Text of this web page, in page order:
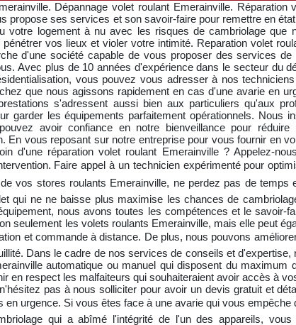
Dépannage volet roulant Emerainville.
propose ses services et son savoir-faire pour remettre en
votre logement à nu avec les risques de cambriolage
vos lieux et violer votre intimité. Reparation volet
d'une société capable de vous proposer des services
Avec plus de 10 années d'expérience dans le secteur du
vous pouvez vous adresser à nos
que nous agissons rapidement en cas d'une avarie en
s'adressent aussi bien aux particuliers qu'aux
garder les équipements parfaitement opérationnels.
avoir confiance en notre bienveillance pour
En vous reposant sur notre entreprise pour vous fournir en
d'une réparation volet roulant Emerainville ? Appelez-
Faire appel à un technicien expérimenté pour
de vos stores roulants Emerainville, ne perdez pas de
qui ne ne baisse plus maximise les chances de
nous avons toutes les compétences et le
seulement les volets roulants Emerainville, mais elle peut
et commande à distance. De plus, nous pouvons
Dans le cadre de nos services de conseils et
automatique ou manuel qui disposent du
en respect les malfaiteurs qui souhaiteraient avoir accès à
pas à nous solliciter pour avoir un devis gratuit et
en urgence. Si vous êtes face à une avarie qui vous
qui a abîmé l'intégrité de l'un des appareils,